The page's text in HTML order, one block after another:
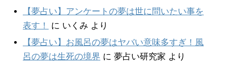
【夢占い】アンケートの夢は世に問いたい事を
表す！
に いくみ より
【夢占い】お風呂の夢はヤバい意味多すぎ！風
呂の夢は生死の境界 に 夢占い研究家 より